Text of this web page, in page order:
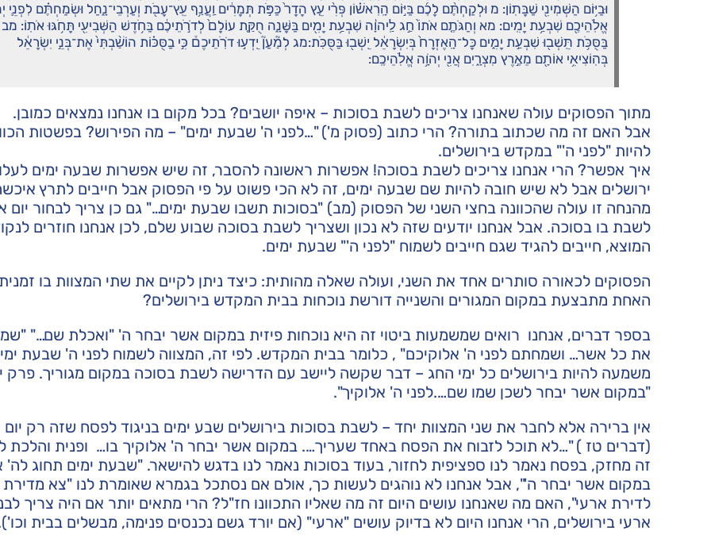
וּבַיּ֥וֹם הַשְּׁמִינִ֖י שַׁבָּתֽוֹן: מ וּלְקַחְתֶּ֨ם לָכֶ֜ם בַּיּ֣וֹם הָֽרִאשׁ֗וֹן פְּרִ֨י עֵ֤ץ הָדָר֙ כַּפֹּ֣ת תְּמָרִ֔ים וַֽעֲנַ֥ף עֵֽץ־עָבֹ֖ת וְעַרְבֵי־נָ֑חַל וּשְׂמַחְתֶּ֗ם לִפְנֵ֛י
אֱלֹֽהֵיכֶ֖ם שִׁבְעַ֥ת יָמִֽים: מא וְחַגֹּתֶ֤ם אֹתוֹ֙ חַ֣ג לַֽיהֹוָ֔ה שִׁבְעַ֥ת יָמִ֖ים בַּשָּׁנָ֑ה חֻקַּ֤ת עוֹלָם֙ לְדֹרֹ֣תֵיכֶ֔ם בַּחֹ֥דֶשׁ הַשְּׁבִיעִ֖י תָּחֹ֥גּוּ אֹתֽוֹ: מב
בַּסֻּכֹּ֥ת תֵּֽשְׁב֖וּ שִׁבְעַ֣ת יָמִ֑ים כָּל־הָֽאֶזְרָח֙ בְּיִשְׂרָאֵ֔ל יֵֽשְׁב֖וּ בַּסֻּכֹּֽת:מג לְמַ֘עַן֘ יֵֽדְע֣וּ דֹרֹֽתֵיכֶם֒ כִּ֣י בַסֻּכּ֗וֹת הוֹשַׁ֨בְתִּי֙ אֶת־בְּנֵ֣י יִשְׂרָאֵ֔ל
בְּהֽוֹצִיאִ֥י אוֹתָ֖ם מֵאֶ֣רֶץ מִצְרָ֑יִם אֲנִ֖י יְהֹוָ֥ה אֱלֹֽהֵיכֶֽם:
מתוך הפסוקים עולה שאנחנו צריכים לשבת בסוכות – איפה יושבים? בכל מקום בו אנחנו נמצאים כמובן.
אבל האם זה מה שכתוב בתורה? הרי כתוב (פסוק מ') "…לפני ה' שבעת ימים" – מה הפירוש? בפשטות
להיות "לפני ה'" במקדש בירושלים.
איך אפשר? הרי אנחנו צריכים לשבת בסוכה! אפשרות ראשונה להסבר, זה שיש אפשרות שבעה ימים
ירושלים אבל לא שיש חובה להיות שם שבעה ימים, זה לא הכי פשוט על פי הפסוק אבל חייבים לתרץ
מהנחה זו עולה שהכוונה בחצי השני של הפסוק (מב) "בסוכות תשבו שבעת ימים…" גם כן צריך לבחור יום
לשבת בו בסוכה. אבל אנחנו יודעים שזה לא נכון ושצריך לשבת בסוכה שבוע שלם, לכן אנחנו חוזרים
המוצא, חייבים להגיד שגם חייבים לשמוח "לפני ה'" שבעת ימים.
הפסוקים לכאורה סותרים אחד את השני, ועולה שאלה מהותית: כיצד ניתן לקיים את שתי המצוות בו
האחת מתבצעת במקום המגורים והשנייה דורשת נוכחות בבית המקדש בירושלים?
בספר דברים, אנחנו רואים שמשמעות ביטוי זה היא נוכחות פיזית במקום אשר יבחר ה' "ואכלת שם…"
את כל אשר… ושמחתם לפני ה' אלוקיכם" , כלומר בבית המקדש. לפי זה, המצווה לשמוח לפני ה' שבעת
משמעה להיות בירושלים כל ימי החג – דבר שקשה ליישב עם הדרישה לשבת בסוכה במקום מגוריך. פרק
"במקום אשר יבחר לשכן שמו שם….לפני ה' אלוקיך".
אין ברירה אלא לחבר את שני המצוות יחד – לשבת בסוכות בירושלים שבע ימים בניגוד לפסח שזה רק
(דברים טז ) "…לא תוכל לזבוח את הפסח באחד שעריך…. במקום אשר יבחר ה' אלוקיך בו… ופנית והלכת
זה מחזק, בפסח נאמר לנו ספציפית לחזור, בעוד בסוכות נאמר לנו בדגש להישאר. "שבעת ימים תחוג לה'
במקום אשר יבחר ה'", אבל אנחנו לא נוהגים לעשות כך, אולם אם נסתכל בגמרא שאומרת לנו "צא
לדירת ארעי", האם מה שאנחנו עושים היום זה מה שאליו התכוונו חז"ל? הרי מתאים יותר אם היה צריך
ארעי בירושלים, הרי אנחנו היום לא בדיוק עושים "ארעי" (אם יורד גשם נכנסים פנימה, מבשלים בבית